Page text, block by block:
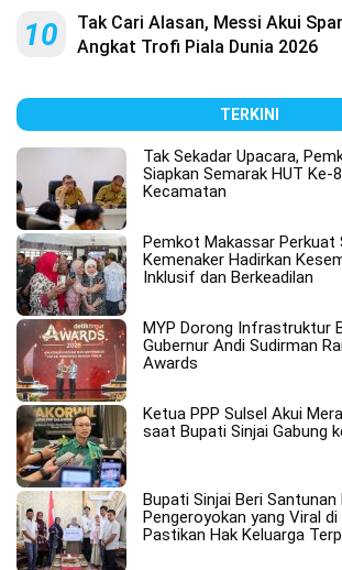
10
Tak Cari Alasan, Messi Akui
Angkat Trofi Piala Dunia 2026
TERKINI
Tak Sekadar Upacara,
Siapkan Semarak HUT Ke-
Kecamatan
Pemkot Makassar Perkuat
Kemenaker Hadirkan
Inklusif dan Berkeadilan
MYP Dorong Infrastruktur
Gubernur Andi Sudirman
Awards
Ketua PPP Sulsel Akui
saat Bupati Sinjai Gabung
Bupati Sinjai Beri Santunan
Pengeroyokan yang Viral
Pastikan Hak Keluarga